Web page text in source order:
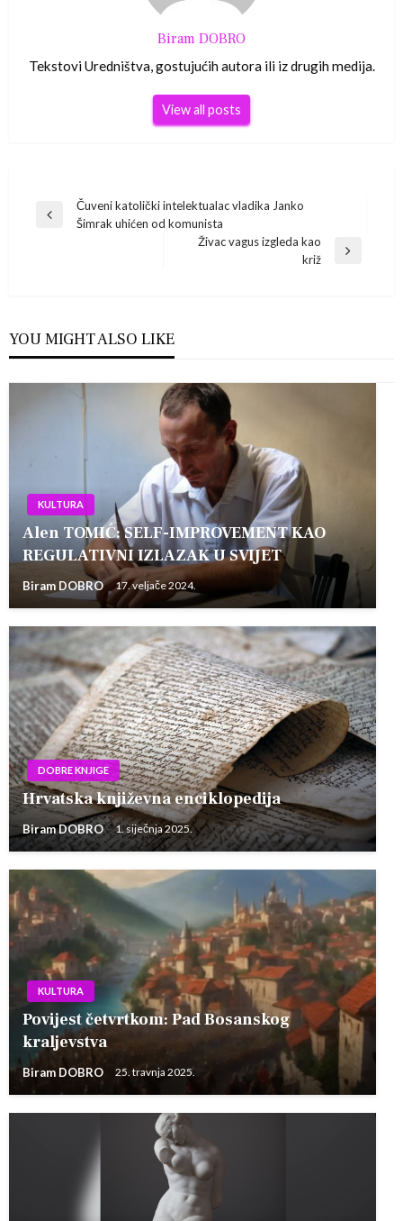
Biram DOBRO
Tekstovi Uredništva, gostujućih autora ili iz drugih medija.
View all posts
Navigacija
Previous
Čuveni katolički intelektualac vladika Janko
Šimrak uhićen od komunista
Živac vagus izgleda kao
križ
YOU MIGHT ALSO LIKE
KULTURA
Alen TOMIĆ: SELF-IMPROVEMENT KAO
REGULATIVNI IZLAZAK U SVIJET
Biram DOBRO 17. veljače 2024.
DOBRE KNJIGE
Hrvatska književna enciklopedija
Biram DOBRO 1. siječnja 2025.
KULTURA
Povijest četvrtkom: Pad Bosanskog
kraljevstva
Biram DOBRO 25. travnja 2025.